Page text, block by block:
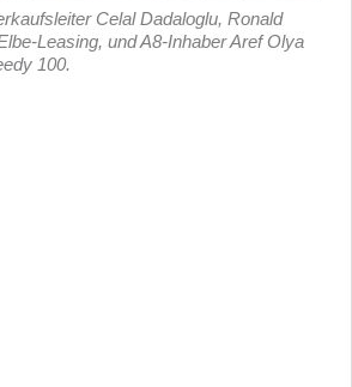
Celal Dadaloglu, Ronald
Leasing, und A8-Inhaber Aref Olya
100.